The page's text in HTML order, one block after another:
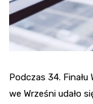
Podczas 34.
we Wrześni udało